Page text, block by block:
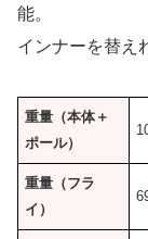
能。
インナーを替え
重量（本体＋
ポール）
重量（フラ
イ）